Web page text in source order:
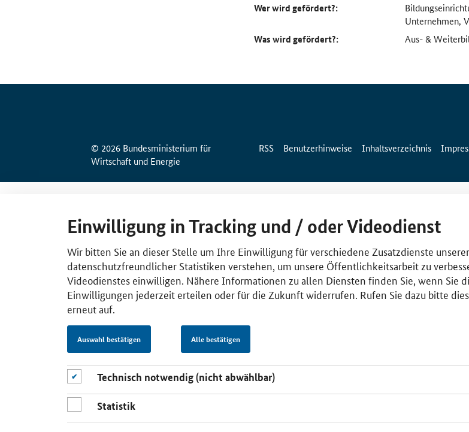
Wer wird gefördert?:
Unternehmen,
Was wird gefördert?: Aus- &
© 2026 Bundesministerium für
Wirtschaft und Energie
RSS Benutzerhinweise Inhaltsverzeichnis
Einwilligung in Tracking und / oder Videodienst
Wir bitten Sie an dieser Stelle um Ihre Einwilligung für verschiedene Zusatzdienste
datenschutzfreundlicher Statistiken verstehen, um unsere Öffentlichkeitsarbeit zu
Videodienstes einwilligen. Nähere Informationen zu allen Diensten finden Sie, wenn Sie
Einwilligungen jederzeit erteilen oder für die Zukunft widerrufen. Rufen Sie dazu bitte
erneut auf.
Auswahl bestätigen Alle bestätigen
Technisch notwendig (nicht abwählbar)
Statistik